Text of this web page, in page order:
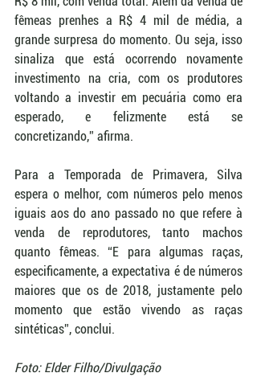
fêmeas prenhes a R$ 4 mil de média, a
grande surpresa do momento. Ou seja, isso
sinaliza que está ocorrendo novamente
investimento na cria, com os produtores
voltando a investir em pecuária como era
esperado, e felizmente está se
concretizando,” afirma.
Para a Temporada de Primavera, Silva
espera o melhor, com números pelo menos
iguais aos do ano passado no que refere à
venda de reprodutores, tanto machos
quanto fêmeas. “E para algumas raças,
especificamente, a expectativa é de números
maiores que os de 2018, justamente pelo
momento que estão vivendo as raças
sintéticas”, conclui.
Foto: Elder Filho/Divulgação